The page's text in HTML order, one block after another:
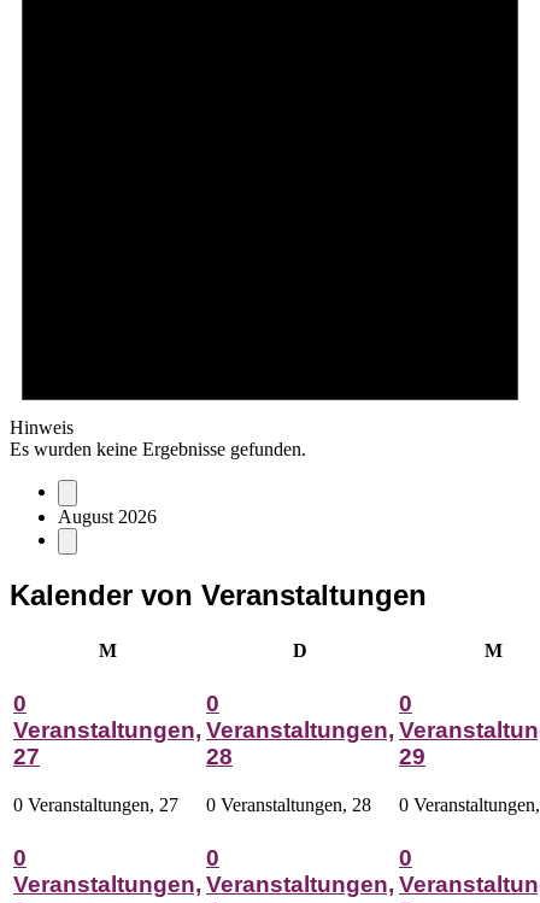
Hinweis
Es wurden keine Ergebnisse gefunden.
August 2026
Kalender von Veranstaltungen
MMontag D M
0
Veranstaltungen,
27
0 Veranstaltungen, 27
0
Veranstaltungen,
28
0 Veranstaltungen, 28
0
29
0
0
Veranstaltungen,
0
Veranstaltungen,
0